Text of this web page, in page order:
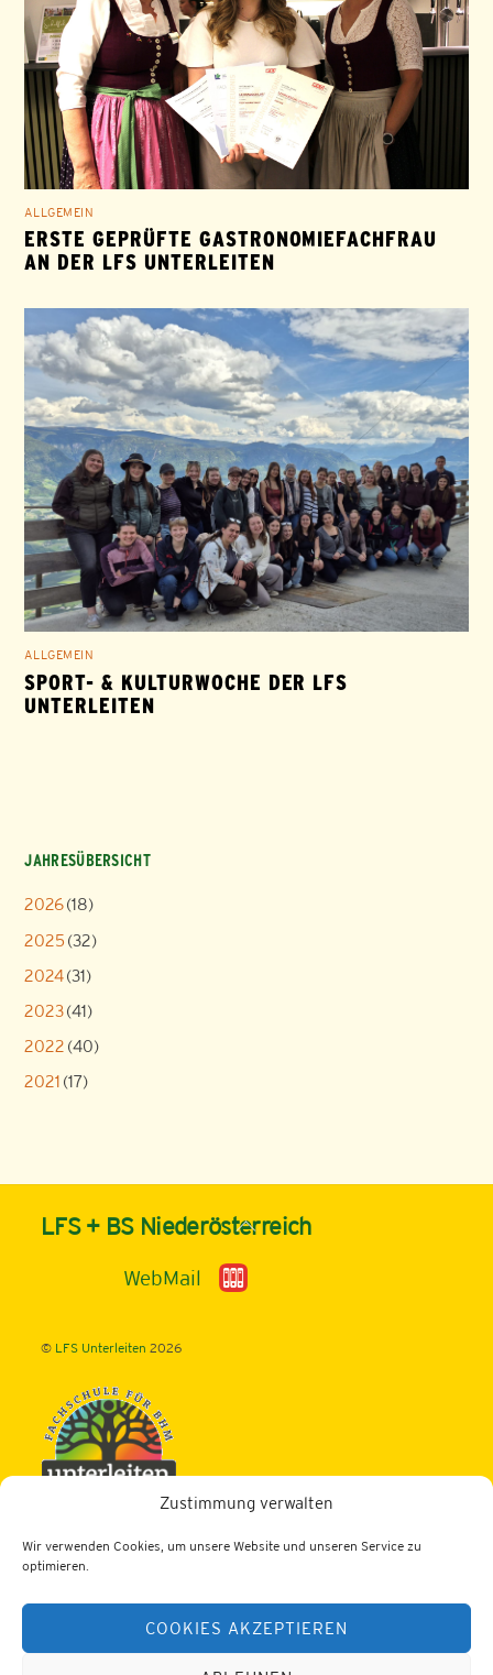
Zustimmung verwalten
Wir verwenden Cookies, um unsere Website und unseren Service zu
optimieren.
COOKIES AKZEPTIEREN
ALLGEMEIN
ERSTE GEPRÜFTE GASTRONOMIEFACHFRAU
AN DER LFS UNTERLEITEN
ALLGEMEIN
SPORT- & KULTURWOCHE DER LFS
UNTERLEITEN
JAHRESÜBERSICHT
2026(18)
2025 (32)
2024(31)
2023(41)
2022 (40)
2021 (17)
Back
To
Top
LFS + BS Niederösterreich
WebMail
© LFS Unterleiten 2026
Schwerpunkt: ECO-Design und Schwerpunkt: TOURISMUS
Dornleiten 1, 3343 Hollenstein/Ybbs
Tel.: 07445/204
Fax: 07445/476